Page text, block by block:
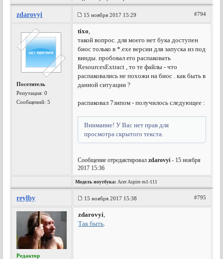
zdarovyi 15 ноября 2017 15:29 #794
Посетитель
Репутация:0
Сообщений: 5
tixo,
такой вопрос. для моего нет бука доступен
биос только в *.exe версии для запуска из под
винды. пробовал его распаковать
ResourcesExtract , то те файлы - что
распаковались не похожи на биос . как быть в
данной ситуации ?
распаковал 7зипом - получилось следующее :
Внимание! У Вас нет прав для
просмотра скрытого текста.
Сообщение отредактировалzdarovyi - 15 ноября
2017 15:36
Модель ноутбука: Acer Aspire es1-111
reylby 15 ноября 2017 15:38 #795
Редактор
zdarovyi,
Так быть.